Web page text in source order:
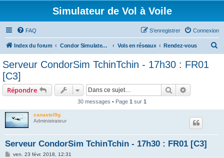
Simulateur de Vol à Voile
FAQ Connexion
S’enregistrer
Index du forum Condor Simulateur de Vol à Voile Vols en réseaux Rendez-vous
Serveur CondorSim TchinTchin - 17h30 : FR01
[C3]
Répondre Rechercher
30 messages • Page 1 sur 1
canastel9g
Administrateur
Serveur CondorSim TchinTchin - 17h30 : FR01 [C3]
Mven. 23 févr. 2018, 12:31